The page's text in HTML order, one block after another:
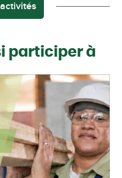
participer à